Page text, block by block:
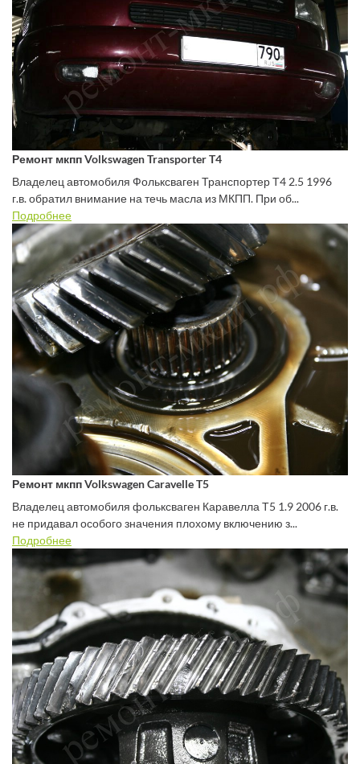
Ремонт мкпп Volkswagen Transporter T4
Владелец автомобиля Фольксваген Транспортер Т4 2.5 1996
г.в. обратил внимание на течь масла из МКПП. При об...
Подробнее
Ремонт мкпп Volkswagen Caravelle T5
Владелец автомобиля фольксваген Каравелла Т5 1.9 2006 г.в.
не придавал особого значения плохому включению з...
Подробнее